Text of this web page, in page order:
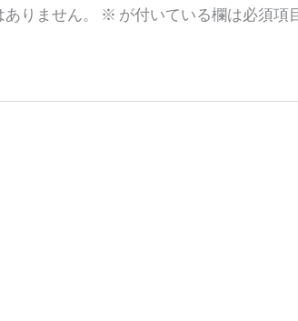
りません。 ※ が付いている欄は必須項